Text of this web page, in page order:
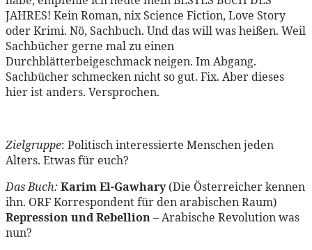
JAHRES! Kein Roman, nix Science Fiction, Love Story
oder Krimi. Nö, Sachbuch. Und das will was heißen. Weil
Sachbücher gerne mal zu einen
Durchblätterbeigeschmack neigen. Im Abgang.
Sachbücher schmecken nicht so gut. Fix. Aber dieses
hier ist anders. Versprochen.
Zielgruppe: Politisch interessierte Menschen jeden
Alters. Etwas für euch?
Das Buch: Karim El-Gawhary(Die Österreicher kennen
ihn. ORF Korrespondent für den arabischen Raum)
Repression und Rebellion– Arabische Revolution was
nun?